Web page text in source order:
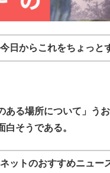
今日からこれをちょっと
ある場所について」う
白そうである。
ネットのおすすめニュー